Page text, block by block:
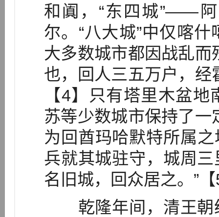
和阗，“东四城”——
尔。“八大城”中仅喀
大多数城市都因战乱而
也，回人三五万户，经
【4】只有塔里木盆
苏等少数城市保持了一
为回酋玛哈默特所属
兵就其城驻守，城周
名旧城，回众居之。”
乾隆年间，清王朝